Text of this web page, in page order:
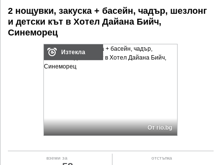
2 нощувки, закуска + басейн, чадър, шезлонг
и детски кът в Хотел Дайана Бийч,
Синеморец
Изтекла
От rio.bg
вземи за отстъпка